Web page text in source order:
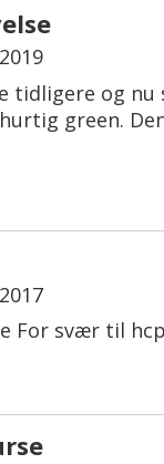
tidligere og
green.
For svær til